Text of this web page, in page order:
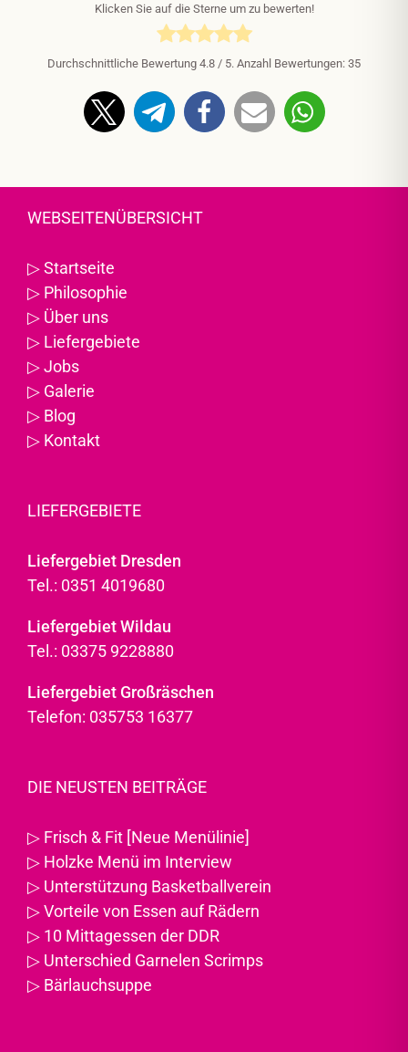
Klicken Sie auf die Sterne um zu bewerten!
Durchschnittliche Bewertung 4.8 / 5. Anzahl Bewertungen: 35
WEBSEITENÜBERSICHT
▷Startseite
▷ Philosophie
▷ Über uns
▷ Liefergebiete
▷Jobs
▷ Galerie
▷ Blog
▷ Kontakt
LIEFERGEBIETE
Liefergebiet Dresden
Tel.: 0351 4019680
Liefergebiet Wildau
Tel.: 03375 9228880
Liefergebiet Großräschen
Telefon: 035753 16377
DIE NEUSTEN BEITRÄGE
▷ Frisch & Fit [Neue Menülinie]
▷ Holzke Menü im Interview
▷ Unterstützung Basketballverein
▷Vorteile von Essen auf Rädern
▷ 10 Mittagessen der DDR
▷ Unterschied Garnelen Scrimps
▷ Bärlauchsuppe